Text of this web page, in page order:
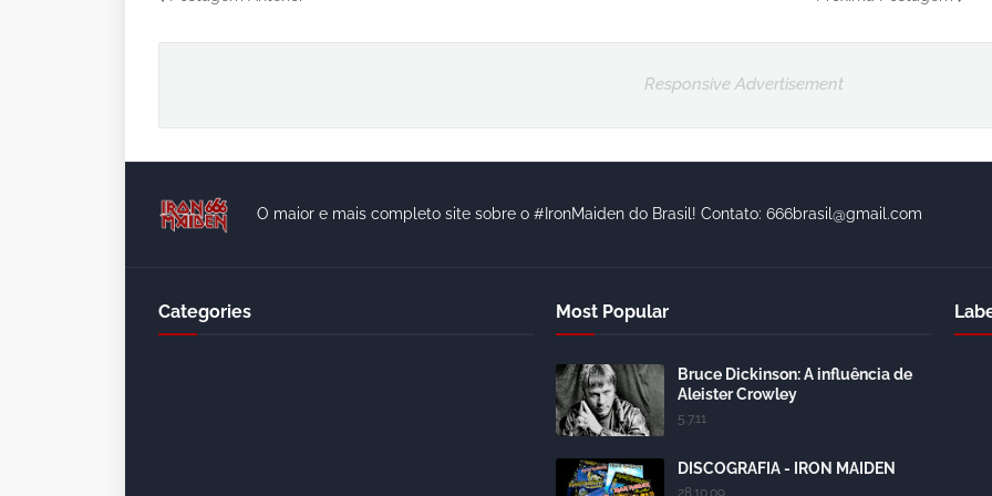
Responsive Advertisement
O maior e mais completo site sobre o #IronMaiden do Brasil! Contato: 666brasil@gmail.com
Categories Most Popular
Bruce Dickinson: A influência de
Aleister Crowley
5.7.11
DISCOGRAFIA - IRON MAIDEN
28.10.09